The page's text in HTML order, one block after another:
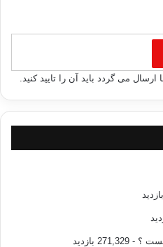
می گردد باید آن را تایید کنید.
؟ - 271,329 بازدید